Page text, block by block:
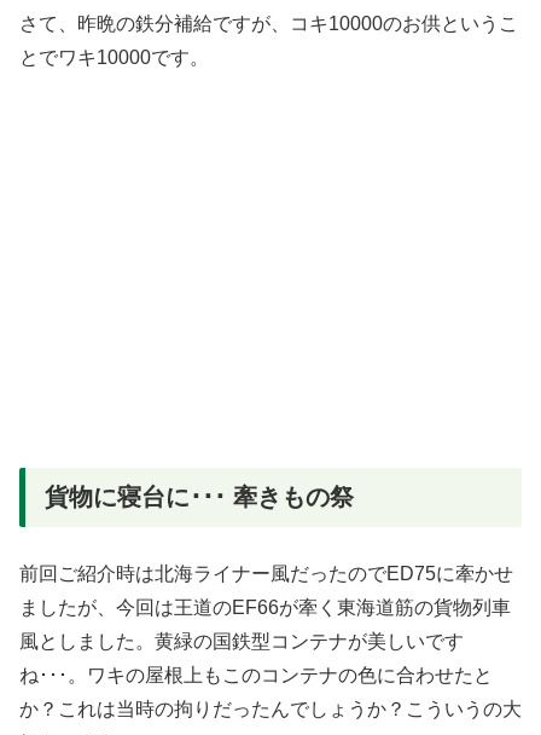
さて、昨晩の鉄分補給ですが、コキ10000のお供というこ
とでワキ10000です。
貨物に寝台に･･･ 牽きもの祭
前回ご紹介時は北海ライナー風だったのでED75に牽かせ
ましたが、今回は王道のEF66が牽く東海道筋の貨物列車
風としました。黄緑の国鉄型コンテナが美しいです
ね･･･。ワキの屋根上もこのコンテナの色に合わせたと
か？これは当時の拘りだったんでしょうか？こういうの大